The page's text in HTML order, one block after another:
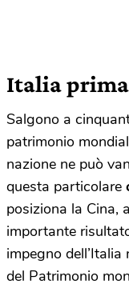
Italia
Salgono a
patrimonio
nazione ne può
questa particolare
posiziona la Cina,
importante
impegno dell’Italia
del Patrimonio